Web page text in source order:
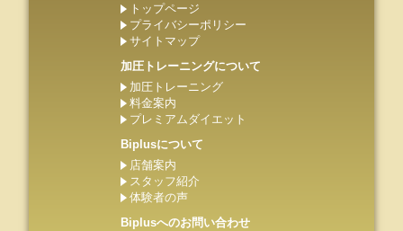
トップページ
プライバシーポリシー
サイトマップ
加圧トレーニングについて
加圧トレーニング
料金案内
プレミアムダイエット
Biplusについて
店舗案内
スタッフ紹介
体験者の声
Biplusへのお問い合わせ